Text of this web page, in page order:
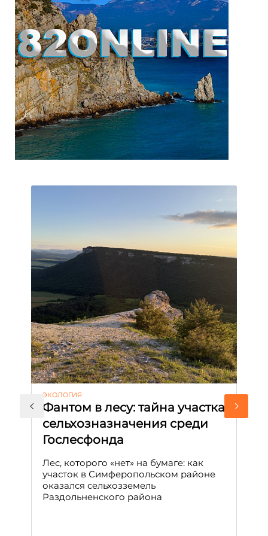
ЭКОЛОГИЯ
Фантом в лесу: тайна участка
сельхозназначения среди
Гослесфонда
Лес, которого «нет» на бумаге: как
участок в Симферопольском районе
оказался сельхозземель
Раздольненского района